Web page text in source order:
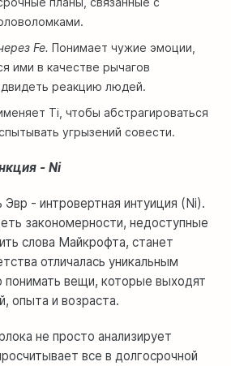
Fe. Понимает чужие эмоции,
ими в качестве рычагов
реакцию людей.
Ti, чтобы абстрагироваться
угрызений совести.
- Ni
Эвр - интровертная интуиция (Ni).
закономерности, недоступные
слова Майкрофта, станет
отличалась уникальным
понимать вещи, которые выходят
опыта и возраста.
не просто анализирует
все в долгосрочной